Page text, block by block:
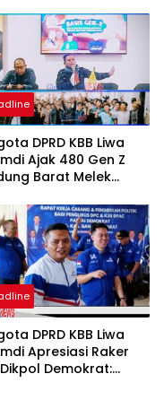
Solid dan Dipercaya
DPRD KBB Liwa
Ajak 480 Gen Z
Barat Melek
Inspiratif
DPRD KBB Liwa
Apresiasi Raker
Demokrat: